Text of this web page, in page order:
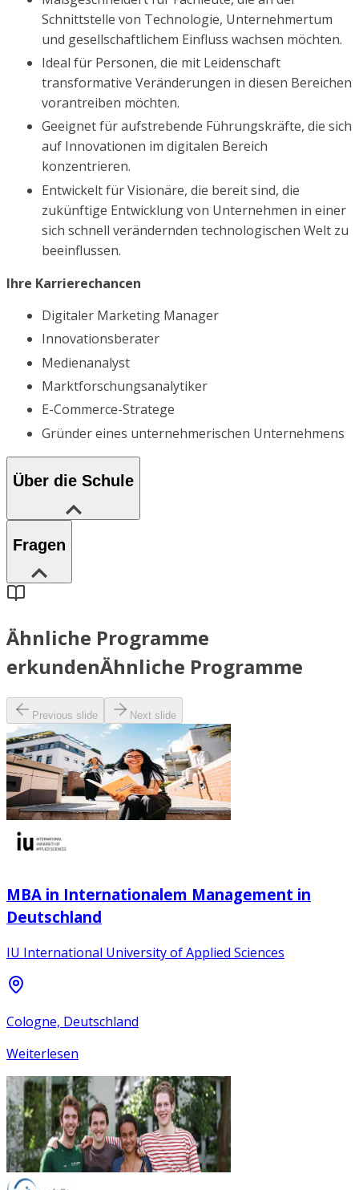
Schnittstelle von Technologie, Unternehmertum
und gesellschaftlichem Einfluss wachsen möchten.
Ideal für Personen, die mit Leidenschaft
transformative Veränderungen in diesen Bereichen
vorantreiben möchten.
Geeignet für aufstrebende Führungskräfte, die sich
auf Innovationen im digitalen Bereich
konzentrieren.
Entwickelt für Visionäre, die bereit sind, die
zukünftige Entwicklung von Unternehmen in einer
sich schnell verändernden technologischen Welt zu
beeinflussen.
Ihre Karrierechancen
Digitaler Marketing Manager
Innovationsberater
Medienanalyst
Marktforschungsanalytiker
E-Commerce-Stratege
Gründer eines unternehmerischen Unternehmens
Über die Schule
Fragen
Ähnliche Programme
erkundenÄhnliche Programme
Previous slide Next slide
MBA in Internationalem Management in
Deutschland
IU International University of Applied Sciences
Cologne, Deutschland
Weiterlesen